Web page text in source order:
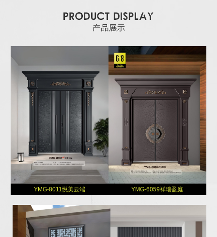
YMG-8011悦美云端 YMG-6059祥瑞盈庭